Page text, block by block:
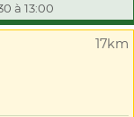
à 13:00
17km